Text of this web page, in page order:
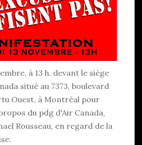
à 13 h. devant le siège
situé au 7373, boulevard
Ouest, à Montréal pour
du pdg d'Air Canada,
Rousseau, en regard de la